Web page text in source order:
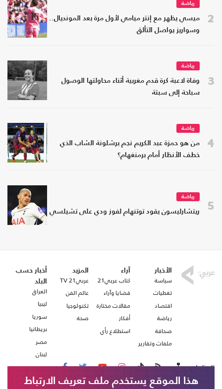
2
رياضة
ميسي يظهر مع إنتر ميامي لأول مرة بعد المونديال..
وسواريز يواصل التألق
3
رياضة
وفاة لاعبة كرة قدم مغربية أثناء محاولتها الوصول
سباحة إلى سبتة
4
رياضة
من هو حمزة عبد الكريم نجم برشلونة الشاب الذي
خطف الأنظار أمام برمنغهام؟
5
رياضة
ريتشارليسون يقود توتنهام لفوز ودي على تشيلسي
الأخبار
سياسة
تغطيات
اقتصاد
رياضة
صحافة
ملفات وتقارير
آراء
كتاب عربي21
قضايا وآراء
مقالات مختارة
أفكار
استطلاع رأي
المزيد
عربي21 TV
عالم الفن
تكنولوجيا
صحة
أخبار حسب
البلد
العراق
ليبيا
سوريا
بريطانيا
مصر
لبنان
تابعنا على
هذا الموقع يستخدم ملف تعريف الارتباط